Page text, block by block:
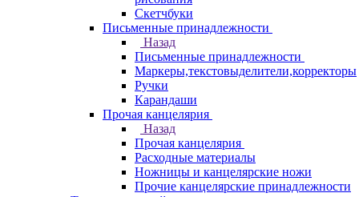
Скетчбуки
Письменные принадлежности
Назад
Письменные принадлежности
Маркеры,текстовыделители,корректоры
Ручки
Карандаши
Прочая канцелярия
Назад
Прочая канцелярия
Расходные материалы
Ножницы и канцелярские ножи
Прочие канцелярские принадлежности